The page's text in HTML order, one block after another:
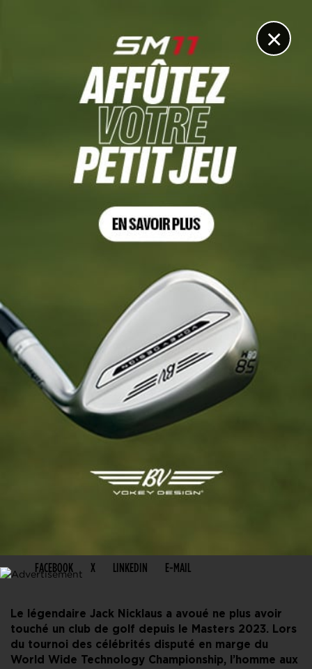
×
FACEBOOK X LINKEDIN E-MAIL
Le légendaire Jack Nicklaus a avoué ne plus avoir
touché un club de golf depuis le Masters 2023. Lors
du tournoi des célébrités disputé en marge du
World Wide Technology Championship, l’homme aux